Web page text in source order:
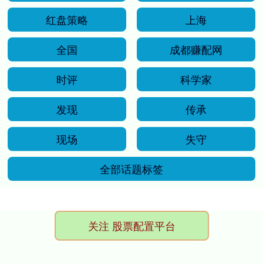
红盘策略
上海
全国
成都赚配网
时评
科学家
发现
传承
现场
失守
全部话题标签
关注 股票配置平台